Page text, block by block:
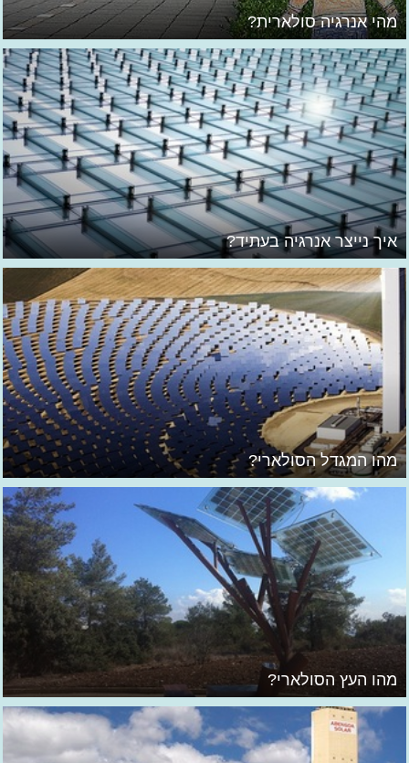
מהי אנרגיה סולארית?
איך נייצר אנרגיה בעתיד?
מהו המגדל הסולארי?
מהו העץ הסולארי?